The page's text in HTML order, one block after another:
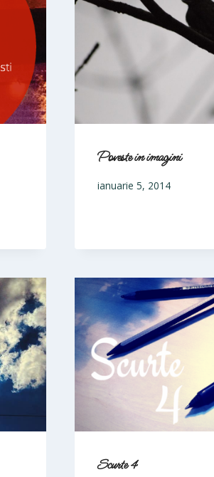
Poveste in imagini
ianuarie 5, 2014
Scurte 4